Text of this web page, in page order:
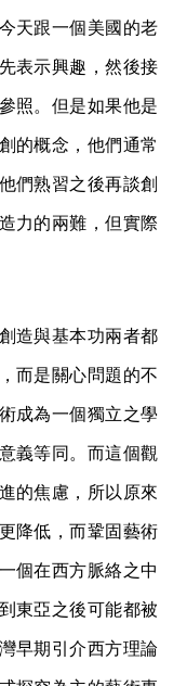
天跟一個美國的老
表示興趣，然後接
照。但是如果他是
的概念，他們通常
們熟習之後再談創
力的兩難，但實際
造與基本功兩者都
而是關心問題的不
成為一個獨立之學
義等同。而這個觀
的焦慮，所以原來
降低，而鞏固藝術
個在西方脈絡之中
東亞之後可能都被
早期引介西方理論